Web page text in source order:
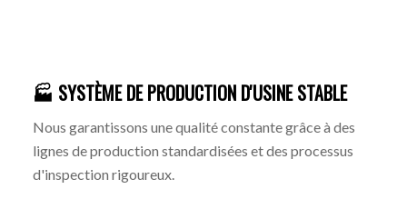
🏭 SYSTÈME DE PRODUCTION D'USINE STABLE
Nous garantissons une qualité constante grâce à des
lignes de production standardisées et des processus
d'inspection rigoureux.